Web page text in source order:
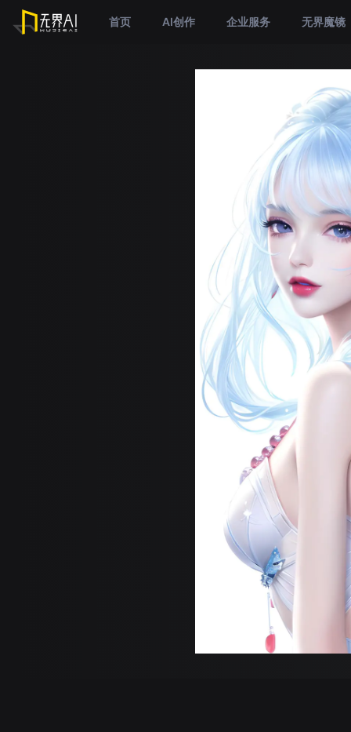
首页 AI创作 企业服务 无界魔镜